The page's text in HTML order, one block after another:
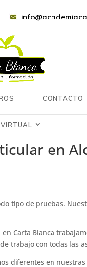
CONTACTO
en
tipo de pruebas.
Carta Blanca
trabajo con todas las
diferentes en